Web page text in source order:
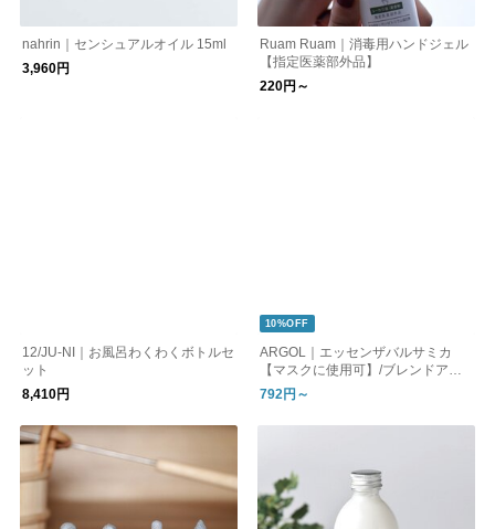
nahrin｜センシュアルオイル 15ml
3,960円
Ruam Ruam｜消毒用ハンドジェル
【指定医薬部外品】
220円～
12/JU-NI｜お風呂わくわくボトルセ
ット
8,410円
10%OFF
ARGOL｜エッセンザバルサミカ
【マスクに使用可】/ブレンドアロ
マオイル
792円～